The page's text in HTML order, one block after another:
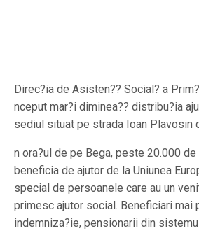
Direc?ia de Asisten?? Social? a
nceput mar?i diminea?? distribu?ia
sediul situat pe strada Ioan Plavosin
n ora?ul de pe Bega, peste 20.000
beneficia de ajutor de la Uniunea
special de persoanele care au un
primesc ajutor social. Beneficiari mai
indemniza?ie, pensionarii din